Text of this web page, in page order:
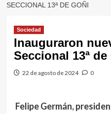
SECCIONAL 13ª DE GOÑI
Sociedad
Inauguraron
Seccional 13ª de
22 de agosto de 2024 0
Felipe Germán,